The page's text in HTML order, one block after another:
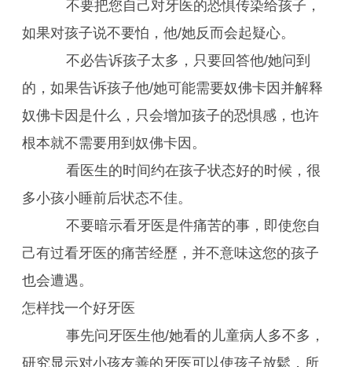
不要把您自己对牙医的恐惧传染给孩子，
如果对孩子说不要怕，他/她反而会起疑心。
不必告诉孩子太多，只要回答他/她问到
的，如果告诉孩子他/她可能需要奴佛卡因并解释
奴佛卡因是什么，只会增加孩子的恐惧感，也许
根本就不需要用到奴佛卡因。
看医生的时间约在孩子状态好的时候，很
多小孩小睡前后状态不佳。
不要暗示看牙医是件痛苦的事，即使您自
己有过看牙医的痛苦经歷，并不意味这您的孩子
也会遭遇。
怎样找一个好牙医
事先问牙医生他/她看的儿童病人多不多，
研究显示对小孩友善的牙医可以使孩子放鬆，所